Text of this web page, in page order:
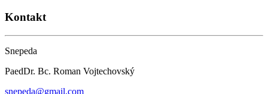
Kontakt
Snepeda
PaedDr. Bc. Roman Vojtechovský
snepeda@gmail.com